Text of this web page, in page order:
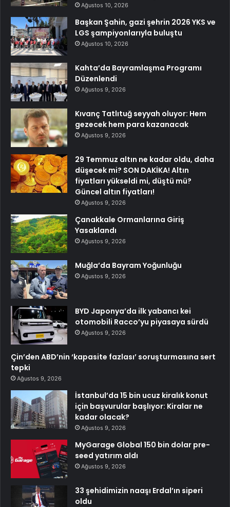
Ağustos 10, 2026
Başkan Şahin, gazi şehrin 2026 YKS ve
LGS şampiyonlarıyla buluştu
Ağustos 10, 2026
Kahta’da Bayramlaşma Programı
Düzenlendi
Ağustos 9, 2026
Kıvanç Tatlıtuğ seyyah oluyor: Hem
gezecek hem para kazanacak
Ağustos 9, 2026
29 Temmuz altın ne kadar oldu, daha
düşecek mi? SON DAKİKA! Altın
fiyatları yükseldi mi, düştü mü?
Güncel altın fiyatları!
Ağustos 9, 2026
Çanakkale Ormanlarına Giriş
Yasaklandı
Ağustos 9, 2026
Muğla’da Bayram Yoğunluğu
Ağustos 9, 2026
BYD Japonya’da ilk yabancı kei
otomobili Racco’yu piyasaya sürdü
Ağustos 9, 2026
Çin’den ABD’nin ‘kapasite fazlası’ soruşturmasına sert
tepki
Ağustos 9, 2026
İstanbul’da 15 bin ucuz kiralık konut
için başvurular başlıyor: Kiralar ne
kadar olacak?
Ağustos 9, 2026
MyGarage Global 150 bin dolar pre-
seed yatırım aldı
Ağustos 9, 2026
33 şehidimizin naaşı Erdal’ın siperi
oldu